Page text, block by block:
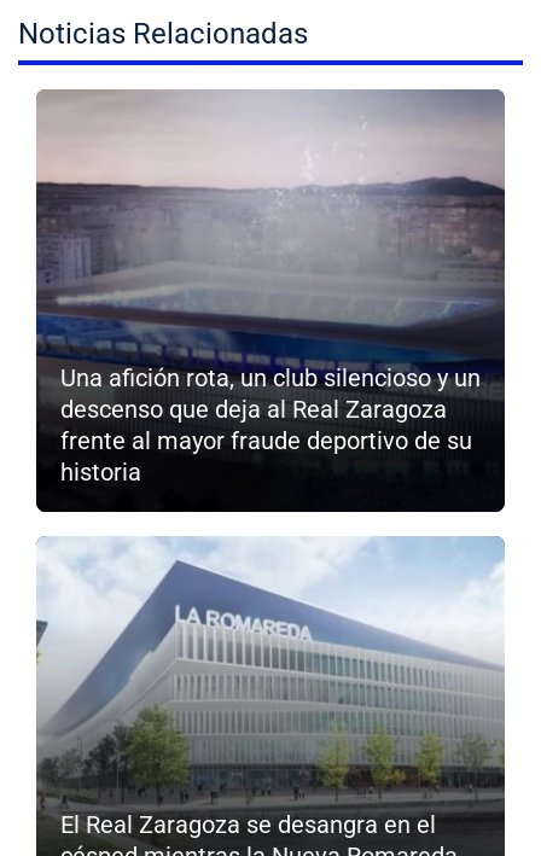
Noticias Relacionadas
Una afición rota, un club silencioso y un
descenso que deja al Real Zaragoza
frente al mayor fraude deportivo de su
historia
El Real Zaragoza se desangra en el